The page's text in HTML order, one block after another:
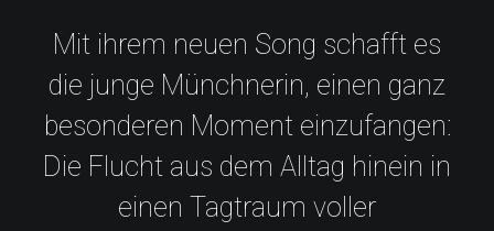
Mit ihrem neuen Song schafft es
die junge Münchnerin, einen ganz
besonderen Moment einzufangen:
Die Flucht aus dem Alltag hinein in
einen Tagtraum voller